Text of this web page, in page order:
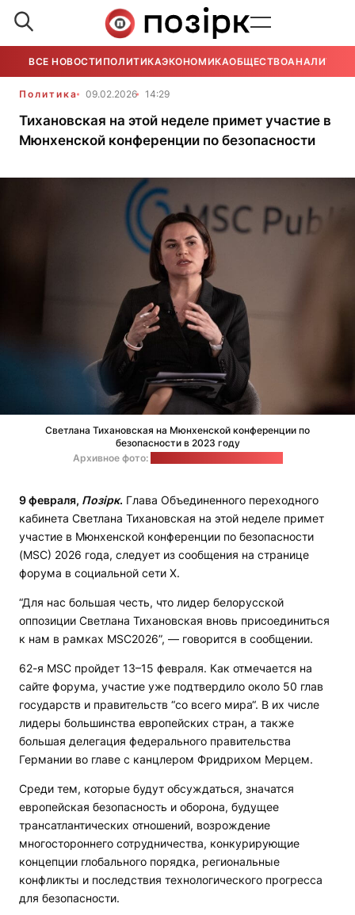
ВСЕ НОВОСТИ ПОЛИТИКАЭКОНОМИКАОБЩЕСТВОАНАЛИТИКА
Политика 09.02.2026 14:29
Тихановская на этой неделе примет участие в
Мюнхенской конференции по безопасности
Светлана Тихановская на Мюнхенской конференции по
безопасности в 2023 году
Архивное фото:
9 февраля, Позірк. Глава Объединенного переходного
кабинета Светлана Тихановская на этой неделе примет
участие в Мюнхенской конференции по безопасности
(MSC) 2026 года, следует из сообщения на странице
форума в социальной сети Х.
“Для нас большая честь, что лидер белорусской
оппозиции Светлана Тихановская вновь присоединиться
к нам в рамках MSC2026”, — говорится в сообщении.
62-я MSC пройдет 13–15 февраля. Как отмечается на
сайте форума, участие уже подтвердило около 50 глав
государств и правительств “со всего мира“. В их числе
лидеры большинства европейских стран, а также
большая делегация федерального правительства
Германии во главе с канцлером Фридрихом Мерцем.
Среди тем, которые будут обсуждаться, значатся
европейская безопасность и оборона, будущее
трансатлантических отношений, возрождение
многостороннего сотрудничества, конкурирующие
концепции глобального порядка, региональные
конфликты и последствия технологического прогресса
для безопасности.